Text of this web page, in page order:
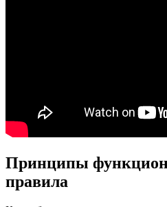
Принципы
правила